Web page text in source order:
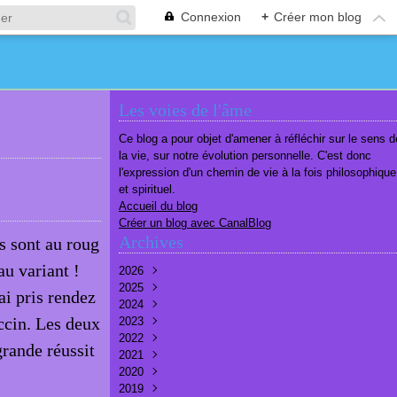
Connexion + Créer mon blog
sont au roug
variant !
pris rendez
Les deux
réussit
Les voies de l'âme
Ce blog a pour objet d'amener à réfléchir sur le sens
la vie, sur notre évolution personnelle. C'est donc
l'expression d'un chemin de vie à la fois philosophique
et spirituel.
Accueil du blog
Créer un blog avec CanalBlog
Archives
2026
Août
Juillet
Juin
Mai(7)
Avril
Mars
Février
2025
Décembre
Novembre
Octobre
Septembre
Août
Juillet
2024
Décembre
Novembre
Octobre
Septembre
Août
2023
Décembre
Novembre
Octobre
Septembre
2022
Décembre
Septembre
Août
2021
Décembre
Novembre
2020
Décembre
2019